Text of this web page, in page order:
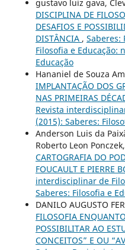
gustavo luiz gava,
DISCIPLINA DE
DESAFIOS E
DISTÂNCIA ,
Filosofia e Educação:
Educação
Hananiel de Souza
IMPLANTAÇÃO DOS
NAS PRIMEIRAS
Revista
(2015): Saberes:
Anderson Luis da
Roberto Leon Ponczek,
CARTOGRAFIA DO
FOUCAULT E PIERRE
interdisciplinar de
Saberes: Filosofia e
DANILO AUGUSTO
FILOSOFIA
POSSIBILITAR AO
CONCEITOS” E OU